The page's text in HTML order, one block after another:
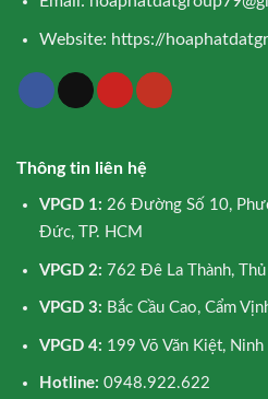
Website: https://
Thông tin liên hệ
VPGD 1: 26 Đường Số 10,
Đức, TP. HCM
VPGD 2: 762 Đê La Thành,
VPGD 3: Bắc Cầu Cao, Cẩm
VPGD 4: 199 Võ Văn Kiệt, Ninh
Hotline: 0948.922.622